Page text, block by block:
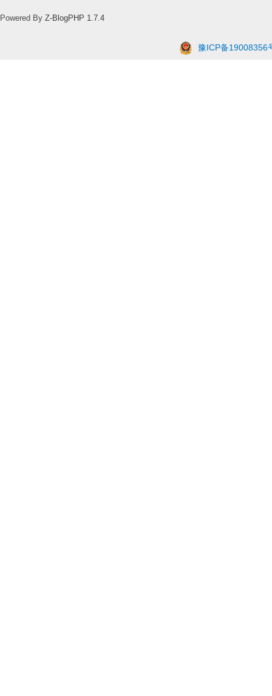
Powered By Z-BlogPHP 1.7.4
豫ICP备19008356